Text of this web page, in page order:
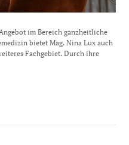
im Bereich ganzheitliche
bietet Mag. Nina Lux auch
Fachgebiet. Durch ihre